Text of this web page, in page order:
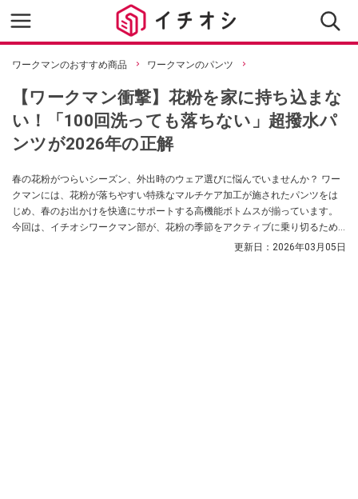
ワークマンのおすすめ商品 ワークマンのパンツ
【ワークマン衝撃】花粉を家に持ち込まな
い！「100回洗っても落ちない」超撥水パ
ンツが2026年の正解
春の花粉がつらいシーズン、外出時のウェア選びに悩んでいませんか？ ワー
クマンには、花粉が落ちやすい特殊なマルチケア加工が施されたパンツをは
じめ、春のお出かけを快適にサポートする高機能ボトムスが揃っています。
今回は、イチオシワークマン部が、花粉の季節をアクティブに乗り切るため
更新日： 2026年03月05日